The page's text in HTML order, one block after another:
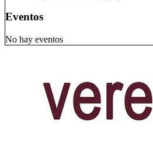
Eventos
No hay eventos